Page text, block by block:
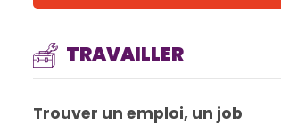
TRAVAILLER
Trouver un emploi, un job